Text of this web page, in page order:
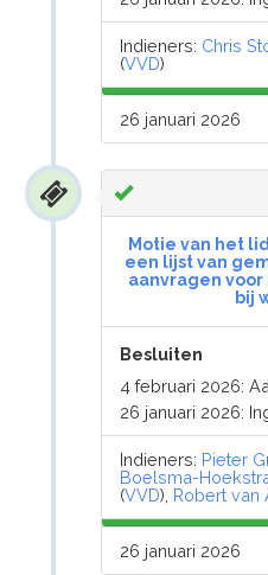
Indieners: Chris
(VVD)
26 januari 2026
Motie van het
een lijst van
aanvragen
bij
Besluiten
4 februari 2026:
26 januari 2026:
Indieners: Pieter
Boelsma-
(VVD), Robert van
26 januari 2026